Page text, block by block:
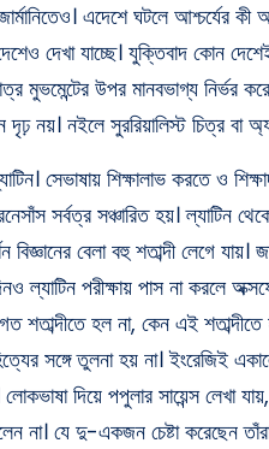
জার্মানিতেও। এদেশে ঘটলে আশ্চর্যের
দেখা যাচ্ছে। যুক্তিবাদ কোন
মুভমেন্টের উপর মানবভাগ্য নির্ভর
নয়। নইলে সুররিয়ালিস্ট চিত্র বা
সেভাষায় শিক্ষালাভ করতে ও
সর্বত্র সঞ্চারিত হয়। ল্যাটিন
বেলা বহু শতাব্দী লেগে যায়।
ল্যাটিন পরীক্ষায় পাস না করলে
গত শতাব্দীতে হল না, কেন এই
সঙ্গে তুলনা হয় না। ইংরেজিই
দিয়ে পপুলার সায়েন্স লেখা যায়,
না। যে দু-একজন চেষ্টা করেছেন